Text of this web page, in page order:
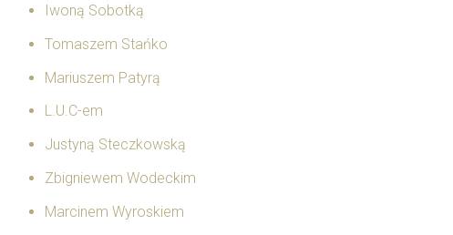
Iwoną Sobotką
Tomaszem Stańko
Mariuszem Patyrą
L.U.C-em
Justyną Steczkowską
Zbigniewem Wodeckim
Marcinem Wyroskiem